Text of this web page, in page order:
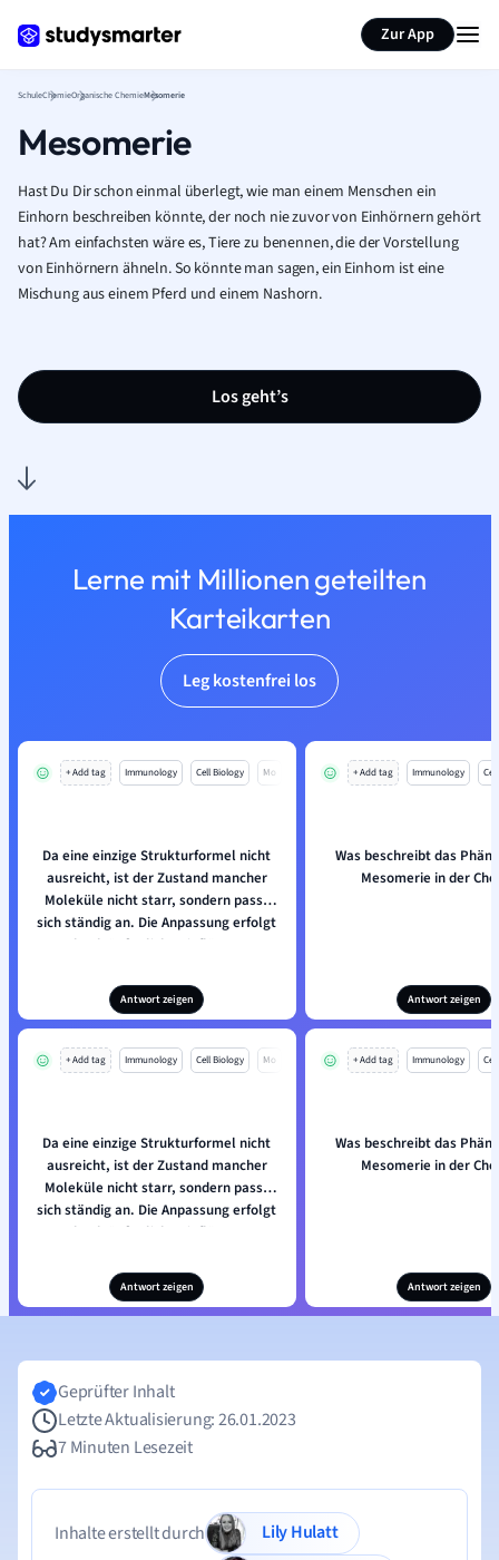
Zur App
SchuleChemieOrganische ChemieMesomerie
Mesomerie
Hast Du Dir schon einmal überlegt, wie man einem Menschen ein
Einhorn beschreiben könnte, der noch nie zuvor von Einhörnern gehört
hat? Am einfachsten wäre es, Tiere zu benennen, die der Vorstellung
von Einhörnern ähneln. So könnte man sagen, ein Einhorn ist eine
Mischung aus einem Pferd und einem Nashorn.
Los geht’s
Lerne mit Millionen geteilten
Karteikarten
Leg kostenfrei los
+ Add tag Immunology Cell Biology Mo
Da eine einzige Strukturformel nicht
ausreicht, ist der Zustand mancher
Moleküle nicht starr, sondern passt
sich ständig an. Die Anpassung erfolgt
durch äußerliche Einflüsse.
Antwort zeigen
+ Add tag Immunology
Was beschreibt das
Mesomerie in der
Antwort zeigen
+ Add tag Immunology Cell Biology Mo
Da eine einzige Strukturformel nicht
ausreicht, ist der Zustand mancher
Moleküle nicht starr, sondern passt
sich ständig an. Die Anpassung erfolgt
durch äußerliche Einflüsse.
Antwort zeigen
+ Add tag Immunology
Was beschreibt das
Mesomerie in der
Antwort zeigen
Seite zusammenfassen
Geprüfter Inhalt
Letzte Aktualisierung: 26.01.2023
7 Minuten Lesezeit
Inhalte erstellt durch
Lily Hulatt